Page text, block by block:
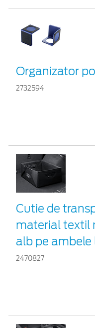
Organizator
2732594
Cutie de
material textil
alb pe ambele
2470827